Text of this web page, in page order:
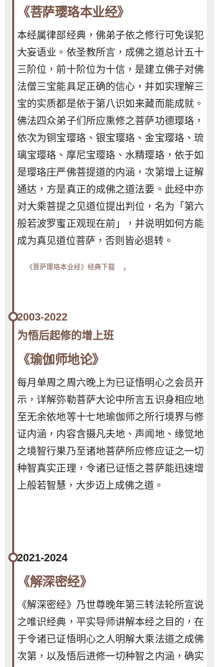
《菩萨璎珞本业经》
本经属律部经典，佛弟子依之修行可免误犯
大妄语业。依圣教所言，成佛之道总计五十
三阶位，前十阶位为十信，是建立佛子对佛
法僧三宝能具足正确的信心，并如实理解三
宝的实质都是依于第八识如来藏而能成就。
佛法四众弟子们所应熏修之菩萨功德璎珞，
依次为铜宝璎珞、银宝璎珞、金宝璎珞、琉
璃宝璎珞、摩尼宝璎珞、水精璎珞，依于如
是璎珞庄严佛菩提道的内涵，次第增上证解
通达，方是真正的成佛之道法要。此经中亦
对大乘菩提之见道位提出判位，名为「第六
般若波罗蜜正观现在前」，并说明如何方能
成为真见道位菩萨，否则皆必退转。
《菩萨璎珞本业经》经典下载 keyboard_arrow_right
2003-2022
为悟后起修的增上班
《瑜伽师地论》
每月单周之周六晚上为已证悟明心之会员开
示，详解弥勒菩萨大论中所言五识身相应地
至无余依地等十七地瑜伽师之所行境界与修
证内涵，内容含摄凡夫地、声闻地、缘觉地
之境智行果乃至诸地菩萨所应修应证之一切
种智真实正理，令诸已证悟之菩萨能迅速增
上般若智慧，大步迈上成佛之道。
2021-2024
《解深密经》
《解深密经》乃世尊晚年第三转法轮所宣说
之唯识经典，平实导师讲解本经之目的，在
于令诸已证悟明心之人明解大乘法道之成佛
次第，以及悟后进修一切种智之内涵，确实